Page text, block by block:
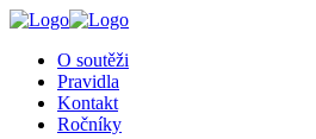
O soutěži
Pravidla
Kontakt
Ročníky